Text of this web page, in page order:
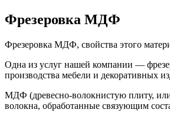
Фрезеровка МДФ
Фрезеровка МДФ, свойства этого
Одна из услуг нашей компании —
производства мебели и декоративных
МДФ (древесно-волокнистую плиту,
волокна, обработанные связующим